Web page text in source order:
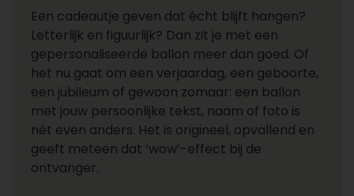
Een cadeautje geven dat écht blijft hangen?
Letterlijk en figuurlijk? Dan zit je met een
gepersonaliseerde ballon meer dan goed. Of
het nu gaat om een verjaardag, een geboorte,
een jubileum of gewoon zomaar: een ballon
met jouw persoonlijke tekst, naam of foto is
nét even anders. Het is origineel, opvallend en
geeft meteen dat ‘wow’-effect bij de
ontvanger.